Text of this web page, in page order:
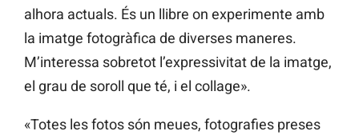
alhora actuals. És un llibre on experimente amb
la imatge fotogràfica de diverses maneres.
M’interessa sobretot l’expressivitat de la imatge,
el grau de soroll que té, i el collage».
«Totes les fotos són meues, fotografies preses